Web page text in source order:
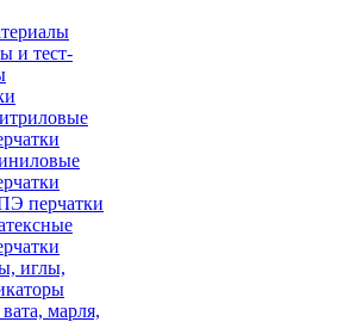
и тест-
перчатки
иглы,
марля,